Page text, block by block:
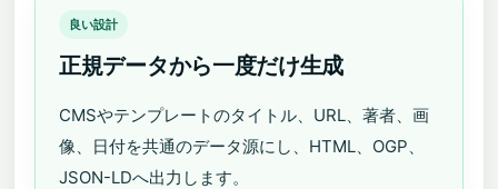
良い設計
正規データから一度だけ生成
CMSやテンプレートのタイトル、URL、著者、画
像、日付を共通のデータ源にし、HTML、OGP、
JSON-LDへ出力します。